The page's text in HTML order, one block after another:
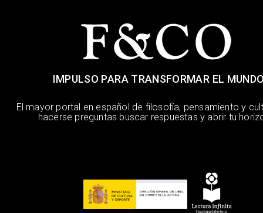
IMPULSO PARA TRANSFORMAR EL
El mayor portal en español de filosofía, pensamiento y
hacerse preguntas buscar respuestas y abrir tu